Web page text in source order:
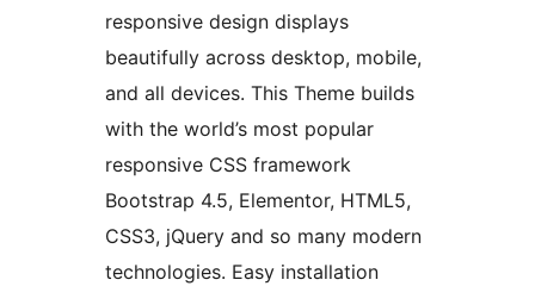
responsive design displays
beautifully across desktop, mobile,
and all devices. This Theme builds
with the world’s most popular
responsive CSS framework
Bootstrap 4.5, Elementor, HTML5,
CSS3, jQuery and so many modern
technologies. Easy installation